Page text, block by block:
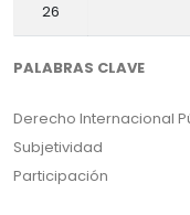
26
PALABRAS CLAVE
Derecho Internacional
Subjetividad
Participación